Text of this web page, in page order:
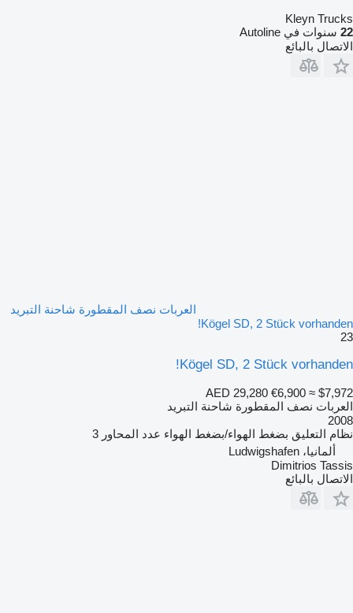
Kleyn Trucks
22 سنوات في Autoline
الاتصال بالبائع
العربات نصف المقطورة شاحنة التبريد
Kögel SD, 2 Stück vorhanden!
23
Kögel SD, 2 Stück vorhanden!
AED 29,280 €6,900 ≈ $7,972
العربات نصف المقطورة شاحنة التبريد
2008
نظام التعليق بضغط الهواء/بضغط الهواء عدد المحاور 3
ألمانيا، Ludwigshafen
Dimitrios Tassis
الاتصال بالبائع